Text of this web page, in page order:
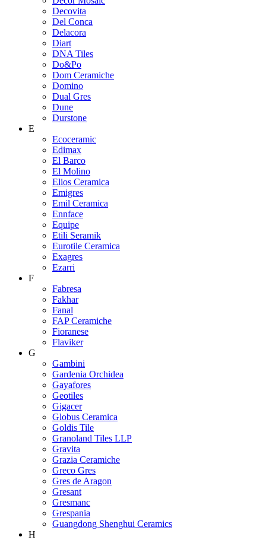
Decovita
Del Conca
Delacora
Diart
DNA Tiles
Do&Po
Dom Ceramiche
Domino
Dual Gres
Dune
Durstone
E
Ecoceramic
Edimax
El Barco
El Molino
Elios Ceramica
Emigres
Emil Ceramica
Ennface
Equipe
Etili Seramik
Eurotile Ceramica
Exagres
Ezarri
F
Fabresa
Fakhar
Fanal
FAP Ceramiche
Fioranese
Flaviker
G
Gambini
Gardenia Orchidea
Gayafores
Geotiles
Gigacer
Globus Ceramica
Goldis Tile
Granoland Tiles LLP
Gravita
Grazia Ceramiche
Greco Gres
Gres de Aragon
Gresant
Gresmanc
Grespania
Guangdong Shenghui Ceramics
H